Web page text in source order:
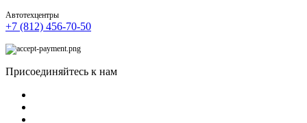
Автотехцентры
+7 (812) 456-70-50
Присоединяйтесь к нам